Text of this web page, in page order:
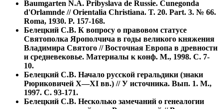
Baumgarten N.A. Pribyslava de Russie. Cunegonda
d'Orlamnde // Orientalia Christiana. T. 20. Part. 3. № 66.
Roma, 1930. P. 157-168.
Белецкий С.В. К вопросу о правовом статусе
Святополка Ярополчича в годы великого княжения
Владимира Святого // Восточная Европа в древности
и средневековье. Материалы к конф. М., 1998. С. 7-
10.
Белецкий С.В. Начало русской геральдики (знаки
Рюриковичей X—XI вв.) // У источника. Вып. 1. М.,
1997. С. 93-171.
Белецкий С.В. Несколько замечаний о генеалогии